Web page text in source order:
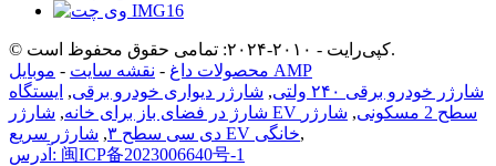
© کپی‌رایت - ۲۰۱۰-۲۰۲۴: تمامی حقوق محفوظ است.
محصولات داغ - نقشه سایت -
موبایل AMP
شارژر خودرو برقی ۲۴۰ ولتی
, شارژر دیواری خودرو برقی, ایستگاه
شارژ در فضای باز برای خانه, شارژر EV سطح 2 مسکونی , شارژر
دی سی سطح ۳
, شارژر سریع EV خانگی,
آدرس: 闽ICP备2023006640号-1